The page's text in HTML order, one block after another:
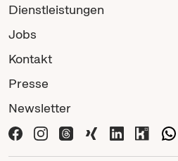
Dienstleistungen
Jobs
Kontakt
Presse
Newsletter